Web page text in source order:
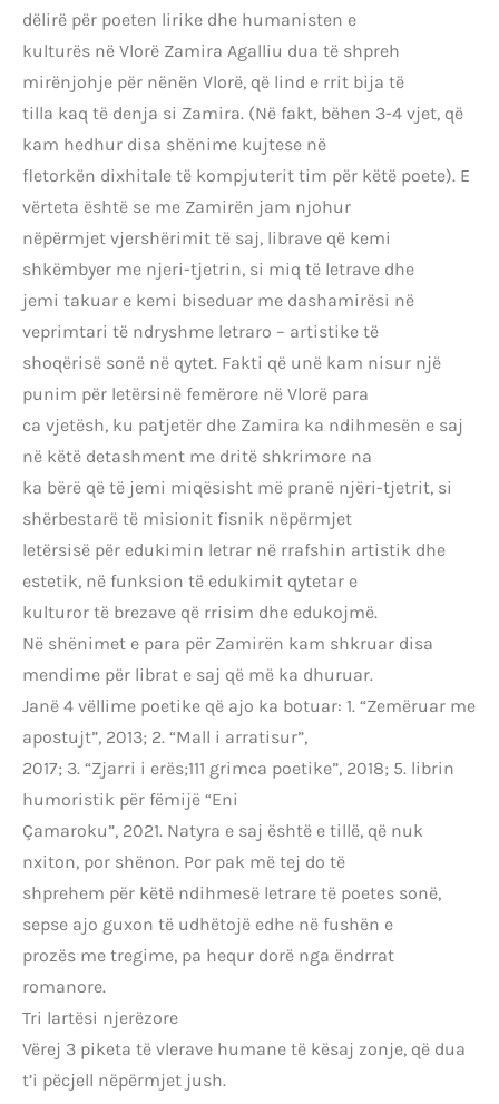
dëlirë për poeten lirike dhe humanisten e
kulturës në Vlorë Zamira Agalliu dua të shpreh
mirënjohje për nënën Vlorë, që lind e rrit bija të
tilla kaq të denja si Zamira. (Në fakt, bëhen 3-4 vjet, që
kam hedhur disa shënime kujtese në
fletorkën dixhitale të kompjuterit tim për këtë poete). E
vërteta është se me Zamirën jam njohur
nëpërmjet vjershërimit të saj, librave që kemi
shkëmbyer me njeri-tjetrin, si miq të letrave dhe
jemi takuar e kemi biseduar me dashamirësi në
veprimtari të ndryshme letraro – artistike të
shoqërisë sonë në qytet. Fakti që unë kam nisur një
punim për letërsinë femërore në Vlorë para
ca vjetësh, ku patjetër dhe Zamira ka ndihmesën e saj
në këtë detashment me dritë shkrimore na
ka bërë që të jemi miqësisht më pranë njëri-tjetrit, si
shërbestarë të misionit fisnik nëpërmjet
letërsisë për edukimin letrar në rrafshin artistik dhe
estetik, në funksion të edukimit qytetar e
kulturor të brezave që rrisim dhe edukojmë.
Në shënimet e para për Zamirën kam shkruar disa
mendime për librat e saj që më ka dhuruar.
Janë 4 vëllime poetike që ajo ka botuar: 1. “Zemëruar me
apostujt”, 2013; 2. “Mall i arratisur”,
2017; 3. “Zjarri i erës;111 grimca poetike”, 2018; 5. librin
humoristik për fëmijë “Eni
Çamaroku”, 2021. Natyra e saj është e tillë, që nuk
nxiton, por shënon. Por pak më tej do të
shprehem për këtë ndihmesë letrare të poetes sonë,
sepse ajo guxon të udhëtojë edhe në fushën e
prozës me tregime, pa hequr dorë nga ëndrrat
romanore.
Tri lartësi njerëzore
Vërej 3 piketa të vlerave humane të kësaj zonje, që dua
t’i pëcjell nëpërmjet jush.